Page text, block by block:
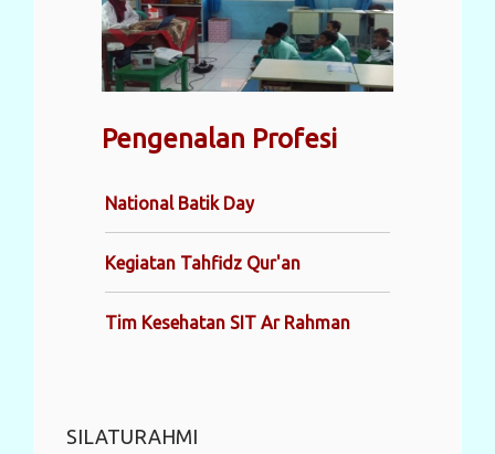
Pengenalan Profesi
National Batik Day
Kegiatan Tahfidz Qur'an
Tim Kesehatan SIT Ar Rahman
SILATURAHMI